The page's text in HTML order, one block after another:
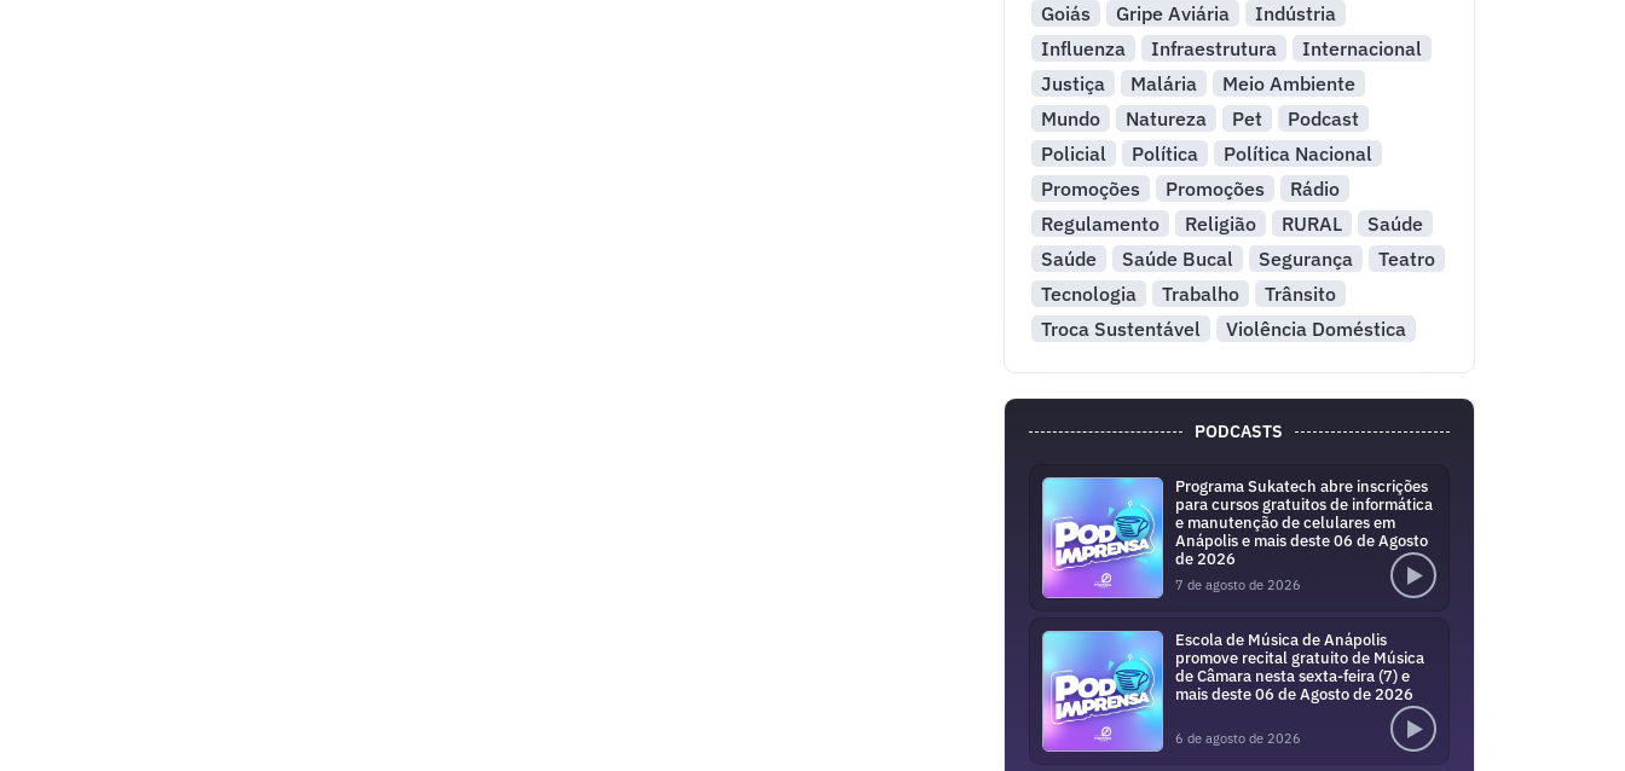
Goiás
Gripe Aviária
Indústria
Influenza
Infraestrutura
Internacional
Justiça
Malária
Meio Ambiente
Mundo
Natureza Pet
Podcast
Policial
Política
Política Nacional
Promoções
Promoções
Rádio
Regulamento
Religião RURAL
Saúde
Saúde
Saúde Bucal Segurança
Teatro
Tecnologia
Trabalho
Trânsito
Troca Sustentável
Violência Doméstica
PODCASTS
Programa Sukatech abre inscrições
para cursos gratuitos de informática
e manutenção de celulares em
Anápolis e mais deste 06 de Agosto
de 2026
7 de agosto de 2026
Escola de Música de Anápolis
promove recital gratuito de Música
de Câmara nesta sexta-feira (7) e
mais deste 06 de Agosto de 2026
6 de agosto de 2026